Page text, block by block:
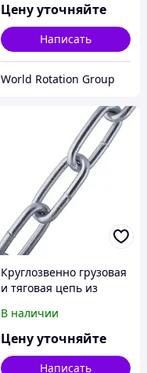
Шаг(mm):109 ГОСТ
2319-81
Цену уточняйте
Написать
World Rotation Group
Круглозвенно грузовая
и тяговая цепь из
(длиннозв.) d(mm):10
Шаг(mm):35 ГОСТ 2319-
81
В наличии
Цену уточняйте
Написать